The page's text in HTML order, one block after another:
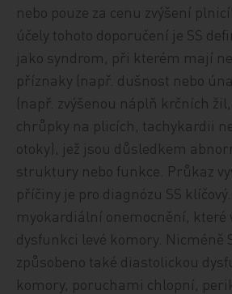
nebo pouze za cenu zvýšení
účely tohoto doporučení je SS
jako syndrom, při kterém mají
příznaky (např. dušnost nebo
(např. zvýšenou náplň krčních
chrůpky na plicích, tachykardii
otoky), jež jsou důsledkem
struktury nebo funkce. Průkaz
příčiny je pro diagnózu SS
myokardiální onemocnění, které
dysfunkci levé komory. Nicméně
způsobeno také diastolickou
komory, poruchami chlopní,